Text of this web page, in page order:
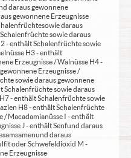
daraus gewonnene
gewonnene Erzeugnisse
sowie daraus
sowie daraus
- enthält Schalenfrüchte sowie
H3 - enthält
Erzeugnisse / Walnüsse H4 -
Erzeugnisse /
sowie daraus gewonnene
Schalenfrüchte sowie daraus
- enthält Schalenfrüchte sowie
H8 - enthält Schalenfrüchte
/ Macadamianüsse I - enthält
J - enthält Senf und daraus
und daraus
oder Schwefeldioxid M -
Erzeugnisse